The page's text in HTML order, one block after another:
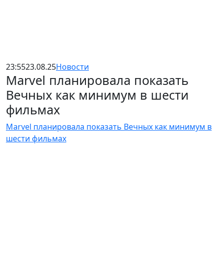
23:5523.08.25Новости
Marvel планировала показать
Вечных как минимум в шести
фильмах
Marvel планировала показать Вечных как минимум в
шести фильмах